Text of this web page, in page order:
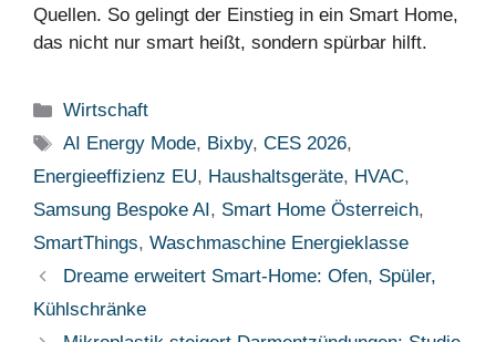
Quellen. So gelingt der Einstieg in ein Smart Home,
das nicht nur smart heißt, sondern spürbar hilft.
Kategorien
Wirtschaft
Schlagwörter
AI Energy Mode, Bixby,CES 2026,
Energieeffizienz EU, Haushaltsgeräte, HVAC,
Samsung Bespoke AI , Smart Home Österreich,
SmartThings, Waschmaschine Energieklasse
Dreame erweitert Smart-Home: Ofen, Spüler,
Kühlschränke